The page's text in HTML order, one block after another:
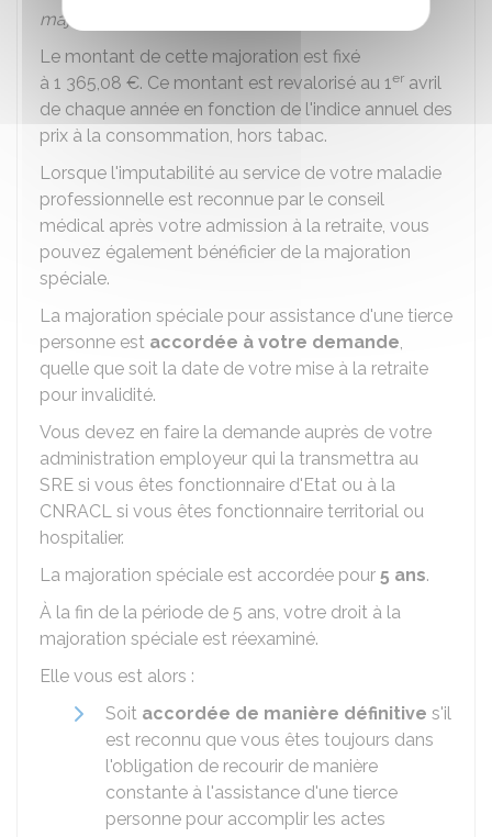
majoration spéciale
Le montant de cette majoration est fixé
à 1 365,08 €. Ce montant est revalorisé au 1er avril
de chaque année en fonction de l'indice annuel des
prix à la consommation, hors tabac.
Lorsque l'imputabilité au service de votre maladie
professionnelle est reconnue par le conseil
médical après votre admission à la retraite, vous
pouvez également bénéficier de la majoration
spéciale.
La majoration spéciale pour assistance d'une tierce
personne est accordée à votre demande,
quelle que soit la date de votre mise à la retraite
pour invalidité.
Vous devez en faire la demande auprès de votre
administration employeur qui la transmettra au
SRE si vous êtes fonctionnaire d'Etat ou à la
CNRACL si vous êtes fonctionnaire territorial ou
hospitalier.
La majoration spéciale est accordée pour 5 ans.
À la fin de la période de 5 ans, votre droit à la
majoration spéciale est réexaminé.
Elle vous est alors :
Soit accordée de manière définitive s'il
est reconnu que vous êtes toujours dans
l'obligation de recourir de manière
constante à l'assistance d'une tierce
personne pour accomplir les actes